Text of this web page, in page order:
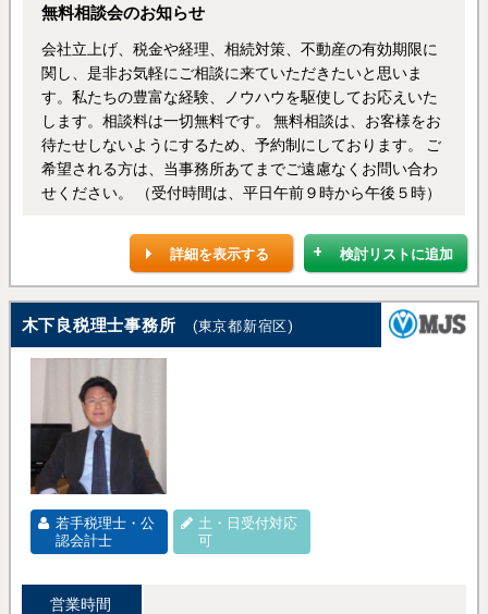
無料相談会のお知らせ
会社立上げ、税金や経理、相続対策、不動産の有効期限に
関し、是非お気軽にご相談に来ていただきたいと思いま
す。私たちの豊富な経験、ノウハウを駆使してお応えいた
します。相談料は一切無料です。 無料相談は、お客様をお
待たせしないようにするため、予約制にしております。 ご
希望される方は、当事務所あてまでご遠慮なくお問い合わ
せください。 （受付時間は、平日午前９時から午後５時）
検討リストに追加
詳細を表示する
木下良税理士事務所 (東京都新宿区)
若手税理士・公
認会計士
土・日受付対応
可
営業時間